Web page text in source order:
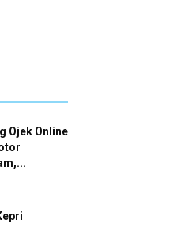
Ojek Online